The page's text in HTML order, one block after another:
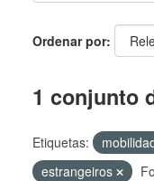
Ordenar por
1 conjunto
Etiquetas:
estrangeiros